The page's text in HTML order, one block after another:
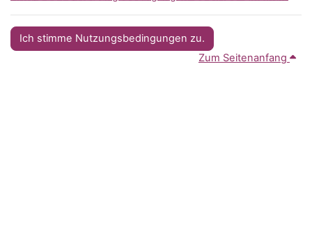
Ich stimme Nutzungsbedingungen zu.
Zum Seitenanfang